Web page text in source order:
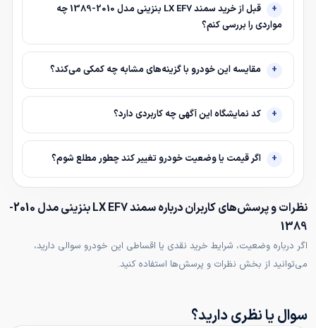
قبل از خرید سمند LX EF7 بنزینی مدل 2010-1389 چه
مواردی را بررسی کنم؟
مقایسه این خودرو با گزینه‌های مشابه چه کمکی می‌کند؟
کد نمایشگاه این آگهی چه کاربردی دارد؟
اگر قیمت یا وضعیت خودرو تغییر کند چطور مطلع شوم؟
نظرات و پرسش‌های کاربران درباره سمند LX EF7 بنزینی مدل 2010-
1389
اگر درباره وضعیت، شرایط خرید نقدی یا اقساطی این خودرو سوالی دارید،
می‌توانید از بخش نظرات و پرسش‌ها استفاده کنید.
سوال یا نظری دارید؟